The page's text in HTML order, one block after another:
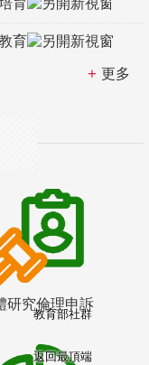
育
育
更多
研究倫理申訴
教育部社群
返回最頂端